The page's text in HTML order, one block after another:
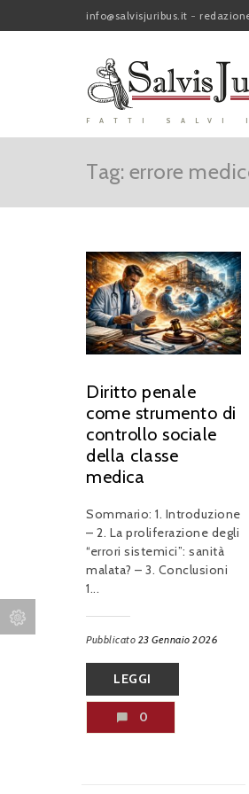
info@salvisjuribus.it -
FATTI SALVI
Tag: errore
Diritto penale
come strumento di
controllo sociale
della classe
medica
Sommario: 1. Introduzione
– 2. La proliferazione degli
“errori sistemici”: sanità
malata? – 3. Conclusioni
1...
Pubblicato 23 Gennaio 2026
LEGGI
0